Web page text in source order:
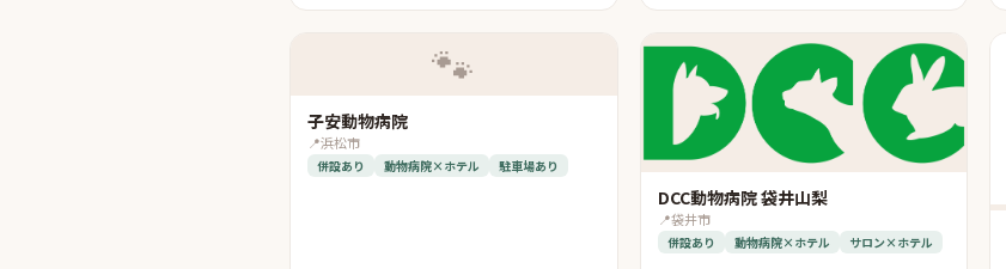
🐾
子安動物病院
📍浜松市
併設あり 動物病院×ホテル 駐車場あり
DCC動物病院 袋井山梨
📍袋井市
併設あり 動物病院×ホテル サロン×ホテル